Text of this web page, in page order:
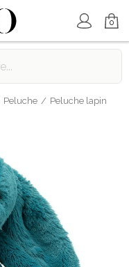
Mon Compte
0
Peluche Peluche lapin